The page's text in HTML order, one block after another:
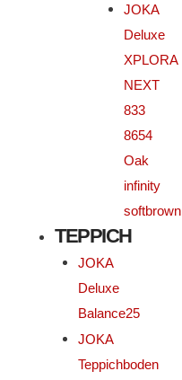
JOKA
Deluxe
XPLORA
NEXT
833
8654
Oak
infinity
softbrown
TEPPICH
JOKA
Deluxe
Balance25
JOKA
Teppichboden